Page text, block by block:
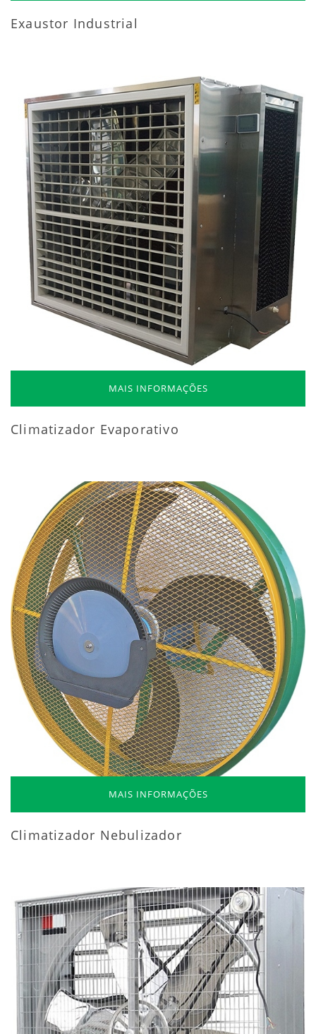
Exaustor Industrial
MAIS INFORMAÇÕES
Climatizador Evaporativo
MAIS INFORMAÇÕES
Climatizador Nebulizador